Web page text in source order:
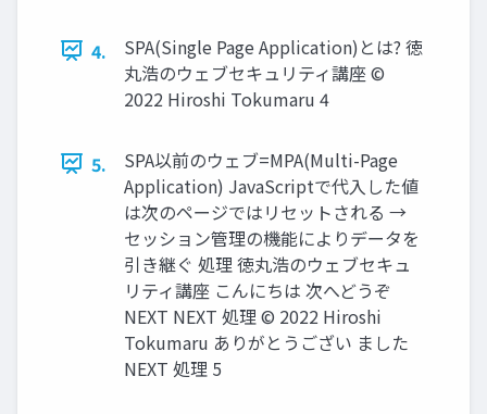
4.
SPA(Single Page Application)とは? 徳
丸浩のウェブセキュリティ講座 ©
2022 Hiroshi Tokumaru 4
5.
SPA以前のウェブ=MPA(Multi-Page
Application) JavaScriptで代入した値
は次のページではリセットされる →
セッション管理の機能によりデータを
引き継ぐ 処理 徳丸浩のウェブセキュ
リティ講座 こんにちは 次へどうぞ
NEXT NEXT 処理 © 2022 Hiroshi
Tokumaru ありがとうござい ました
NEXT 処理 5